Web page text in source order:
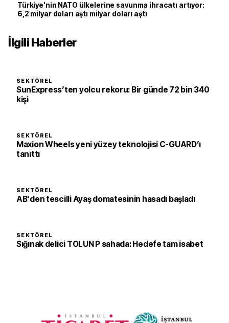
Türkiye'nin NATO ülkelerine savunma ihracatı artıyor:
6,2 milyar doları aştı milyar doları aştı
İlgili Haberler
SEKTÖREL
SunExpress’ten yolcu rekoru: Bir günde 72 bin 340
kişi
SEKTÖREL
Maxion Wheels yeni yüzey teknolojisi C-GUARD’ı
tanıttı
SEKTÖREL
AB'den tescilli Ayaş domatesinin hasadı başladı
SEKTÖREL
Sığınak delici TOLUN P sahada: Hedefe tam isabet